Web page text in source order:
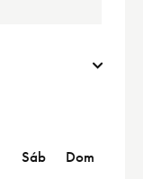
Sáb
Dom